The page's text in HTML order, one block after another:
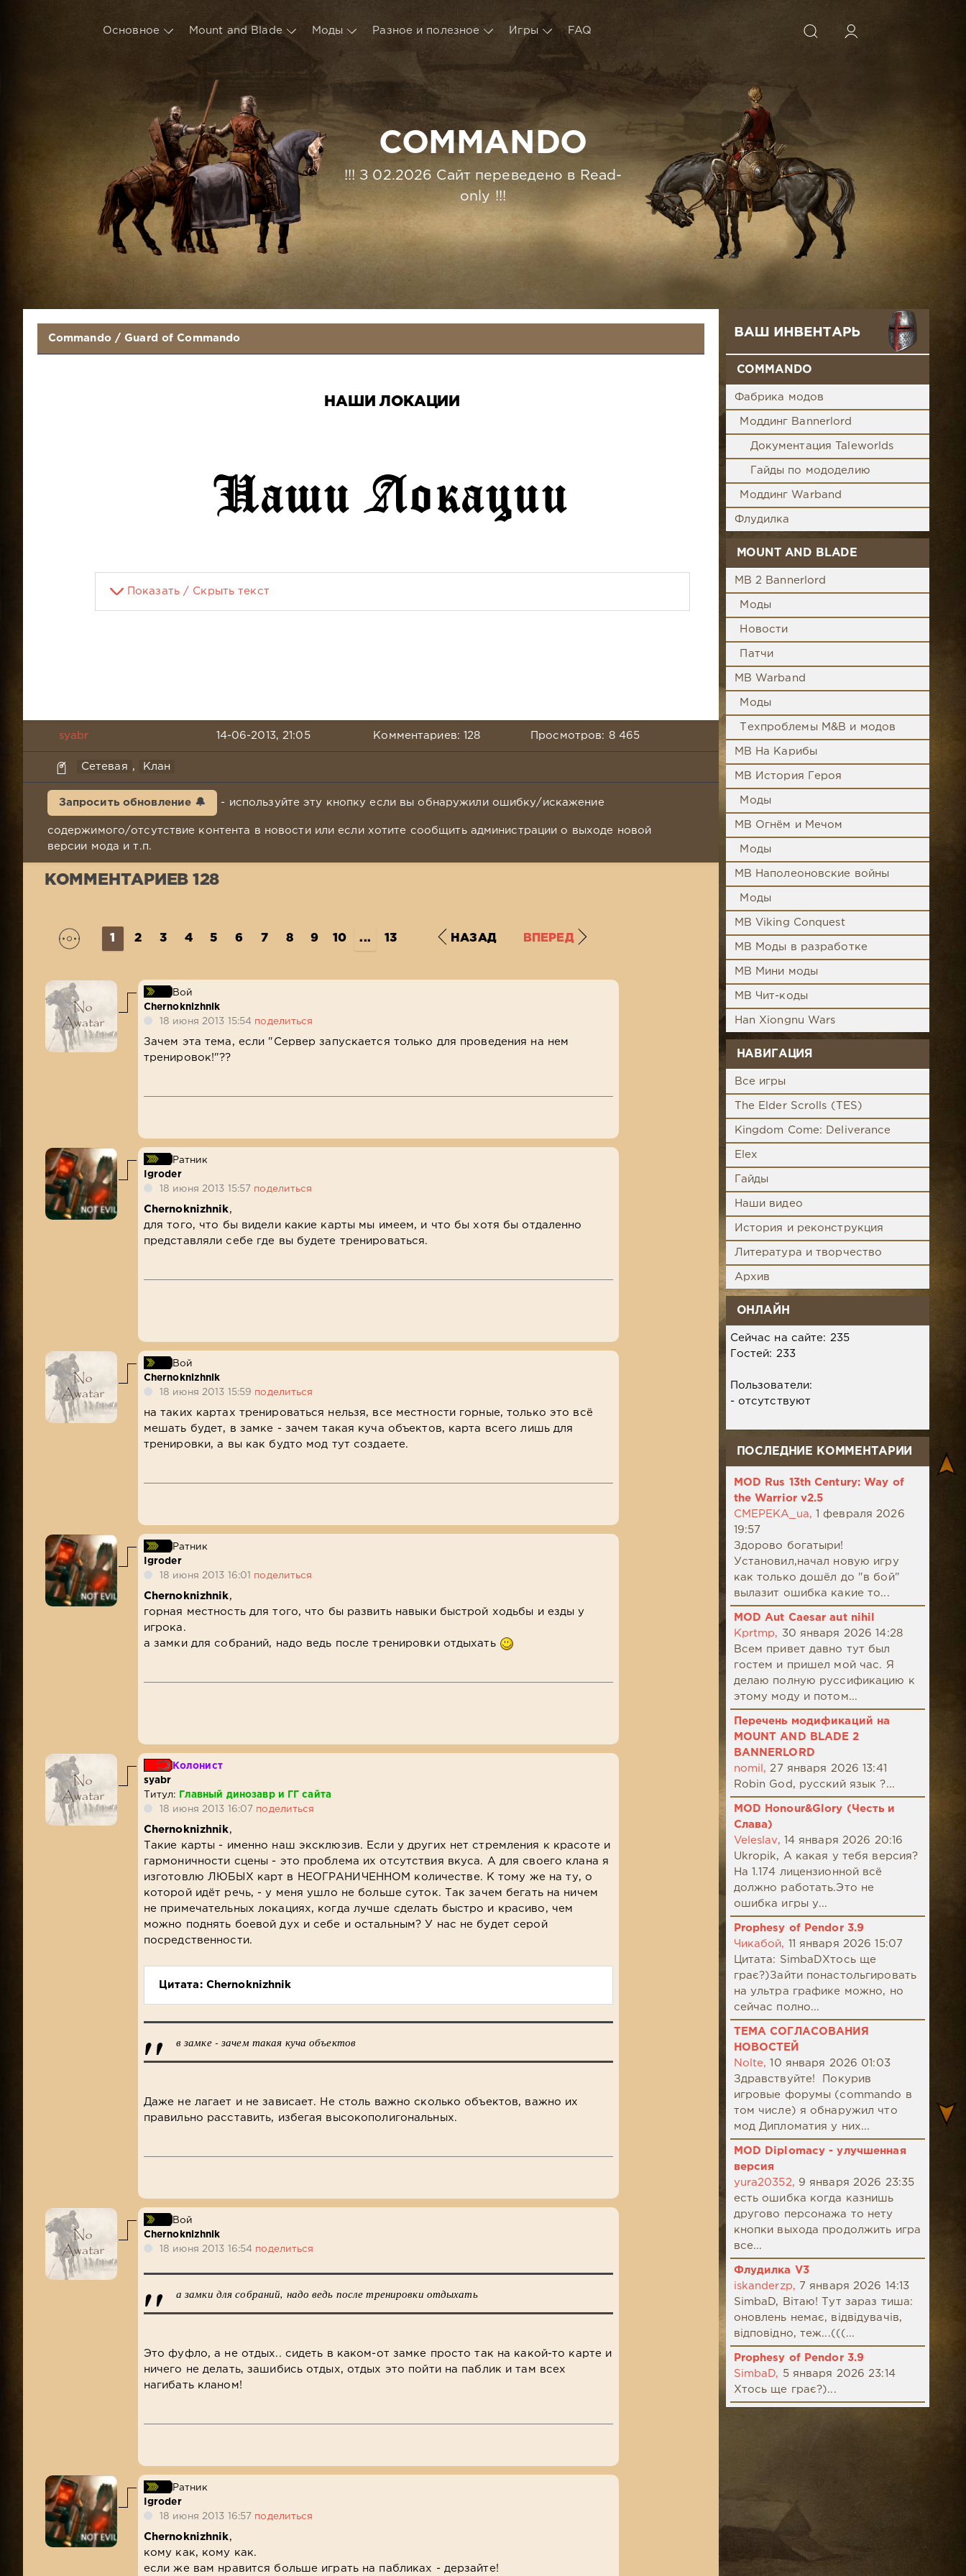
Основное Mount and Blade Моды Разное и полезное Игры FAQ
COMMANDO
!!! З 02.2026 Сайт переведено в Read-
only !!!
Commando/Guard of Commando
НАШИ ЛОКАЦИИ
Показать / Скрыть текст
syabr 14-06-2013, 21:05 Комментариев: 128 Просмотров: 8 465
Сетевая , Клан
Запросить обновление 🔔 - используйте эту кнопку если вы обнаружили ошибку/искажение
содержимого/отсутствие контента в новости или если хотите сообщить администрации о выходе новой
версии мода и т.п.
КОММЕНТАРИЕВ 128
1 2 3 4 5 6 7 8 9 10 ... 13 НАЗАД ВПЕРЕД
Вой
Chernoknizhnik
18 июня 2013 15:54 поделиться
Зачем эта тема, если "Сервер запускается только для проведения на нем
тренировок!"??
Ратник
Igroder
18 июня 2013 15:57 поделиться
Chernoknizhnik,
для того, что бы видели какие карты мы имеем, и что бы хотя бы отдаленно
представляли себе где вы будете тренироваться.
Вой
Chernoknizhnik
18 июня 2013 15:59 поделиться
на таких картах тренироваться нельзя, все местности горные, только это всё
мешать будет, в замке - зачем такая куча объектов, карта всего лишь для
тренировки, а вы как будто мод тут создаете.
Ратник
Igroder
18 июня 2013 16:01 поделиться
Chernoknizhnik,
горная местность для того, что бы развить навыки быстрой ходьбы и езды у
игрока.
а замки для собраний, надо ведь после тренировки отдыхать
Колонист
syabr
Титул:
Главный динозавр и ГГ сайта
18 июня 2013 16:07 поделиться
Chernoknizhnik,
Такие карты - именно наш эксклюзив. Если у других нет стремления к красоте и
гармоничности сцены - это проблема их отсутствия вкуса. А для своего клана я
изготовлю ЛЮБЫХ карт в НЕОГРАНИЧЕННОМ количестве. К тому же на ту, о
которой идёт речь, - у меня ушло не больше суток. Так зачем бегать на ничем
не примечательных локациях, когда лучше сделать быстро и красиво, чем
можно поднять боевой дух и себе и остальным? У нас не будет серой
посредственности.
Цитата: Chernoknizhnik
в замке - зачем такая куча объектов
Даже не лагает и не зависает. Не столь важно сколько объектов, важно их
правильно расставить, избегая высокополигональных.
Вой
Chernoknizhnik
18 июня 2013 16:54 поделиться
а замки для собраний, надо ведь после тренировки отдыхать
Это фуфло, а не отдых.. сидеть в каком-от замке просто так на какой-то карте и
ничего не делать, зашибись отдых, отдых это пойти на паблик и там всех
нагибать кланом!
Ратник
Igroder
18 июня 2013 16:57 поделиться
Chernoknizhnik,
кому как, кому как.
если же вам нравится больше играть на пабликах - дерзайте!
COMMANDO
Фабрика модов
Моддинг Bannerlord
Документация Taleworlds
Гайды по мододелию
Моддинг Warband
Флудилка
MOUNT AND BLADE
MB 2 Bannerlord
Моды
Новости
Патчи
MB Warband
Моды
Техпроблемы M&B и модов
MB На Карибы
MB История Героя
Моды
MB Огнём и Мечом
Моды
MB Наполеоновские войны
Моды
MB Viking Conquest
MB Моды в разработке
MB Мини моды
MB Чит-коды
Han Xiongnu Wars
НАВИГАЦИЯ
Все игры
The Elder Scrolls (TES)
Kingdom Come: Deliverance
Elex
Гайды
Наши видео
История и реконструкция
Литература и творчество
Архив
ОНЛАЙН
Сейчас на сайте: 235
Гостей: 233
Пользователи:
- отсутствуют
ПОСЛЕДНИЕ КОММЕНТАРИИ
MOD Rus 13th Century: Way of
the Warrior v2.5
CMEPEKA_ua,
1 февраля 2026
19:57
Здорово богатыри!
Установил,начал новую игру
как только дошёл до "в бой"
вылазит ошибка какие то...
MOD Aut Caesar aut nihil
Kprtmp,
30 января 2026 14:28
Всем привет давно тут был
гостем и пришел мой час. Я
делаю полную руссификацию к
этому моду и потом...
Перечень модификаций на
MOUNT AND BLADE 2
BANNERLORD
nomil, 27 января 2026 13:41
Robin God, русский язык ?...
MOD Honour&Glory (Честь и
Слава)
Veleslav,
14 января 2026 20:16
Ukropik, А какая у тебя версия?
На 1.174 лицензионной всё
должно работать.Это не
ошибка игры у...
Prophesy of Pendor 3.9
Чикабой,
11 января 2026 15:07
Цитата: SimbaDХтось ще
грає?)Зайти понастольгировать
на ультра графике можно, но
сейчас полно...
ТЕМА СОГЛАСОВАНИЯ
НОВОСТЕЙ
Nolte,
10 января 2026 01:03
Здравствуйте! Покурив
игровые форумы (commando в
том числе) я обнаружил что
мод Дипломатия у них...
MOD Diplomacy - улучшенная
версия
yura20352, 9 января 2026 23:35
есть ошибка когда казнишь
другово персонажа то нету
кнопки выхода продолжить игра
все...
Флудилка V3
iskanderzp,
7 января 2026 14:13
SimbaD, Вітаю! Тут зараз тиша:
оновлень немає, відвідувачів,
відповідно, теж...(((...
Prophesy of Pendor 3.9
SimbaD,
5 января 2026 23:14
Хтось ще грає?)...